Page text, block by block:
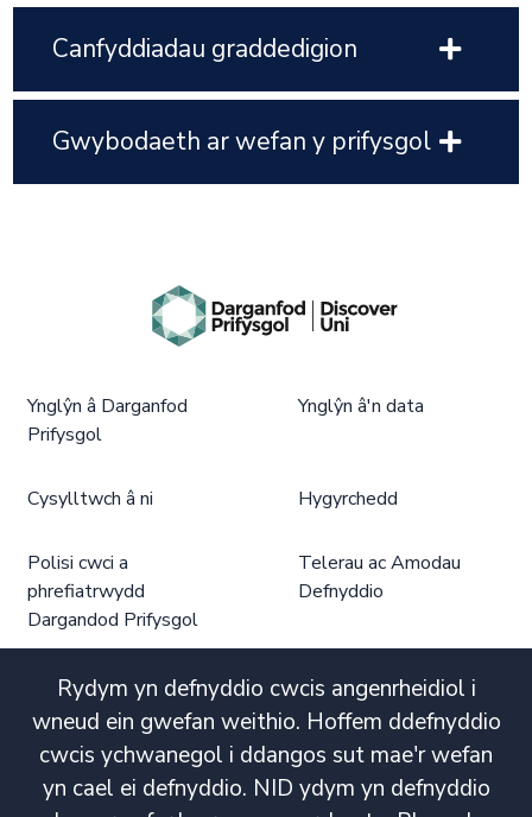
Canfyddiadau graddedigion
Gwybodaeth ar wefan y prifysgol
Rydym yn defnyddio cwcis angenrheidiol i
wneud ein gwefan weithio. Hoffem ddefnyddio
cwcis ychwanegol i ddangos sut mae'r wefan
yn cael ei defnyddio. NID ydym yn defnyddio
Ynglŷn â Darganfod
Prifysgol
Ynglŷn â'n data
Cysylltwch â ni Hygyrchedd
Polisi cwci a
phrefiatrwydd
Dargandod Prifysgol
Telerau ac Amodau
Defnyddio